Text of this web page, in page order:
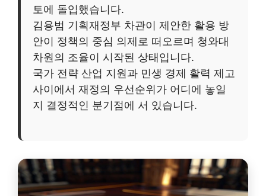
토에 돌입했습니다.
김용범 기획재정부 차관이 제안한 활용 방
안이 정책의 중심 의제로 떠오르며 청와대
차원의 조율이 시작된 상태입니다.
국가 전략 산업 지원과 민생 경제 활력 제고
사이에서 재정의 우선순위가 어디에 놓일
지 결정적인 분기점에 서 있습니다.